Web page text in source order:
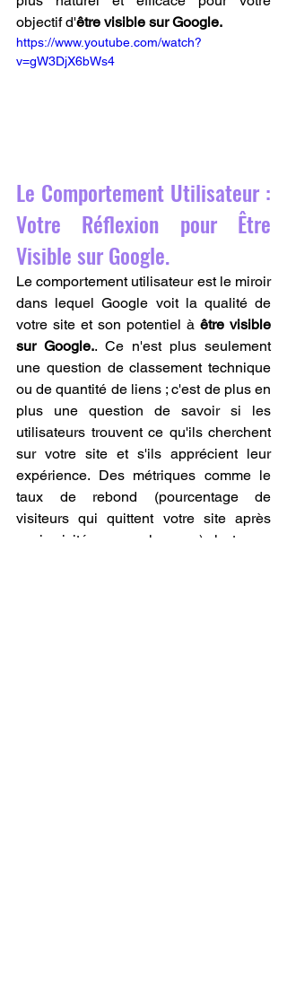
objectif d'être visible sur Google.
https://www.youtube.com/watch?
v=gW3DjX6bWs4
Le Comportement Utilisateur :
Votre Réflexion pour Être
Visible sur Google.
Le comportement utilisateur est le miroir
dans lequel Google voit la qualité de
votre site et son potentiel à être visible
sur Google.. Ce n'est plus seulement
une question de classement technique
ou de quantité de liens ; c'est de plus en
plus une question de savoir si les
utilisateurs trouvent ce qu'ils cherchent
sur votre site et s'ils apprécient leur
expérience. Des métriques comme le
taux de rebond (pourcentage de
visiteurs qui quittent votre site après
avoir visité une seule page), le temps